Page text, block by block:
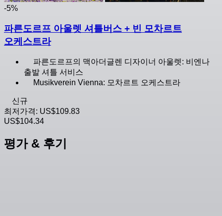
-5%
파른도르프 아울렛 셔틀버스 + 빈 모차르트
오케스트라
파른도르프의 맥아더글렌 디자이너 아울렛: 비엔나
출발 셔틀 서비스
Musikverein Vienna: 모차르트 오케스트라
신규
최저가격: US$109.83
US$104.34
평가 & 후기